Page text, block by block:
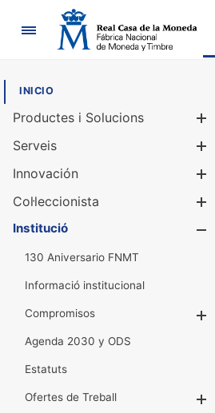
Navegació
INICIO
Productes i Solucions
Serveis
Innovación
Col·leccionista
Institució
130 Aniversario FNMT
Informació institucional
Compromisos
Agenda 2030 y ODS
Estatuts
Ofertes de Treball